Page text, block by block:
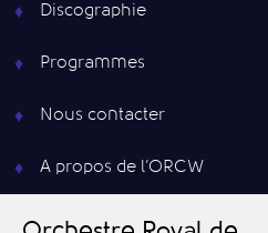
Discographie
Programmes
Nous contacter
A propos de l’ORCW